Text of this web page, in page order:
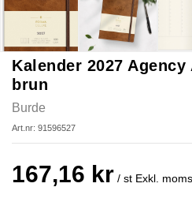
Kalender 2027
brun
Burde
Art.nr: 91596527
167,16 kr / st Exkl. moms